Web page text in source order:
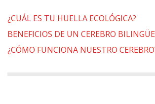
¿CUÁL ES TU HUELLA ECOLÓGICA?
BENEFICIOS DE UN CEREBRO BILINGÜE
¿CÓMO FUNCIONA NUESTRO